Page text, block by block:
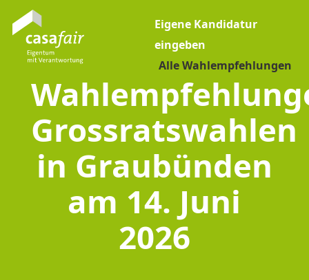
Eigene Kandidatur
eingeben
Alle Wahlempfehlungen
Grossratswahlen
in Graubünden
am 14. Juni
2026